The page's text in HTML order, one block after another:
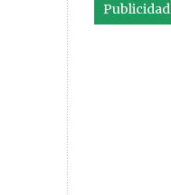
Publicidad